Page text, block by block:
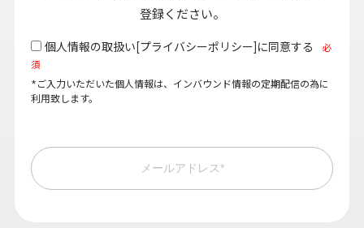
登録ください。
個人情報の取扱い[プライバシーポリシー]に同意する
必
須
*ご入力いただいた個人情報は、インバウンド情報の定期配信の為に
利用致します。
メールアドレス*